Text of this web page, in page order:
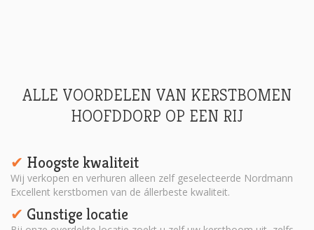
ALLE VOORDELEN VAN KERSTBOMEN
HOOFDDORP OP EEN RIJ
✔︎ Hoogste kwaliteit
Wij verkopen en verhuren alleen zelf geselecteerde Nordmann
Excellent kerstbomen van de állerbeste kwaliteit.
✔︎ Gunstige locatie